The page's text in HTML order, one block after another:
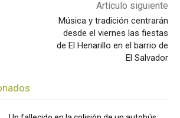
Artículo siguiente
Música y tradición centrarán
desde el viernes las fiestas
de El Henarillo en el barrio de
El Salvador